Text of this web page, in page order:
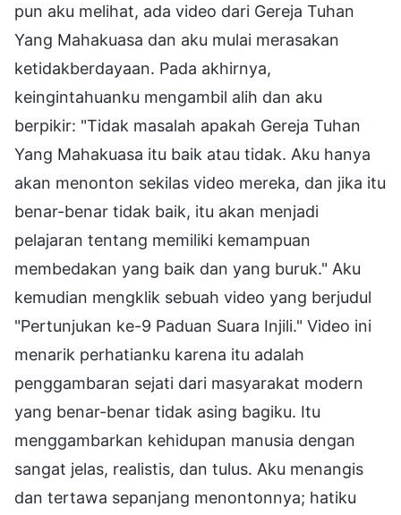
pun aku melihat, ada video dari Gereja Tuhan
Yang Mahakuasa dan aku mulai merasakan
ketidakberdayaan. Pada akhirnya,
keingintahuanku mengambil alih dan aku
berpikir: "Tidak masalah apakah Gereja Tuhan
Yang Mahakuasa itu baik atau tidak. Aku hanya
akan menonton sekilas video mereka, dan jika itu
benar-benar tidak baik, itu akan menjadi
pelajaran tentang memiliki kemampuan
membedakan yang baik dan yang buruk." Aku
kemudian mengklik sebuah video yang berjudul
"Pertunjukan ke-9 Paduan Suara Injili." Video ini
menarik perhatianku karena itu adalah
penggambaran sejati dari masyarakat modern
yang benar-benar tidak asing bagiku. Itu
menggambarkan kehidupan manusia dengan
sangat jelas, realistis, dan tulus. Aku menangis
dan tertawa sepanjang menontonnya; hatiku